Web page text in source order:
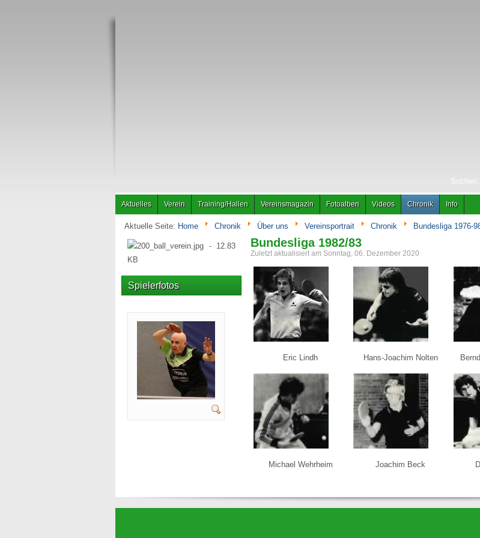
Suchen...
Aktuelles Verein Training/Hallen Vereinsmagazin Fotoalben Videos Chronik Info
Aktuelle Seite: Home Chronik Über uns Vereinsportrait Chronik Bundesliga 1976-
Bundesliga 1982/83
Zuletzt aktualisiert am Sonntag, 06. Dezember 2020
Eric Lindh Hans-Joachim Nolten Bernd
Michael Wehrheim Joachim Beck
Spielerfotos